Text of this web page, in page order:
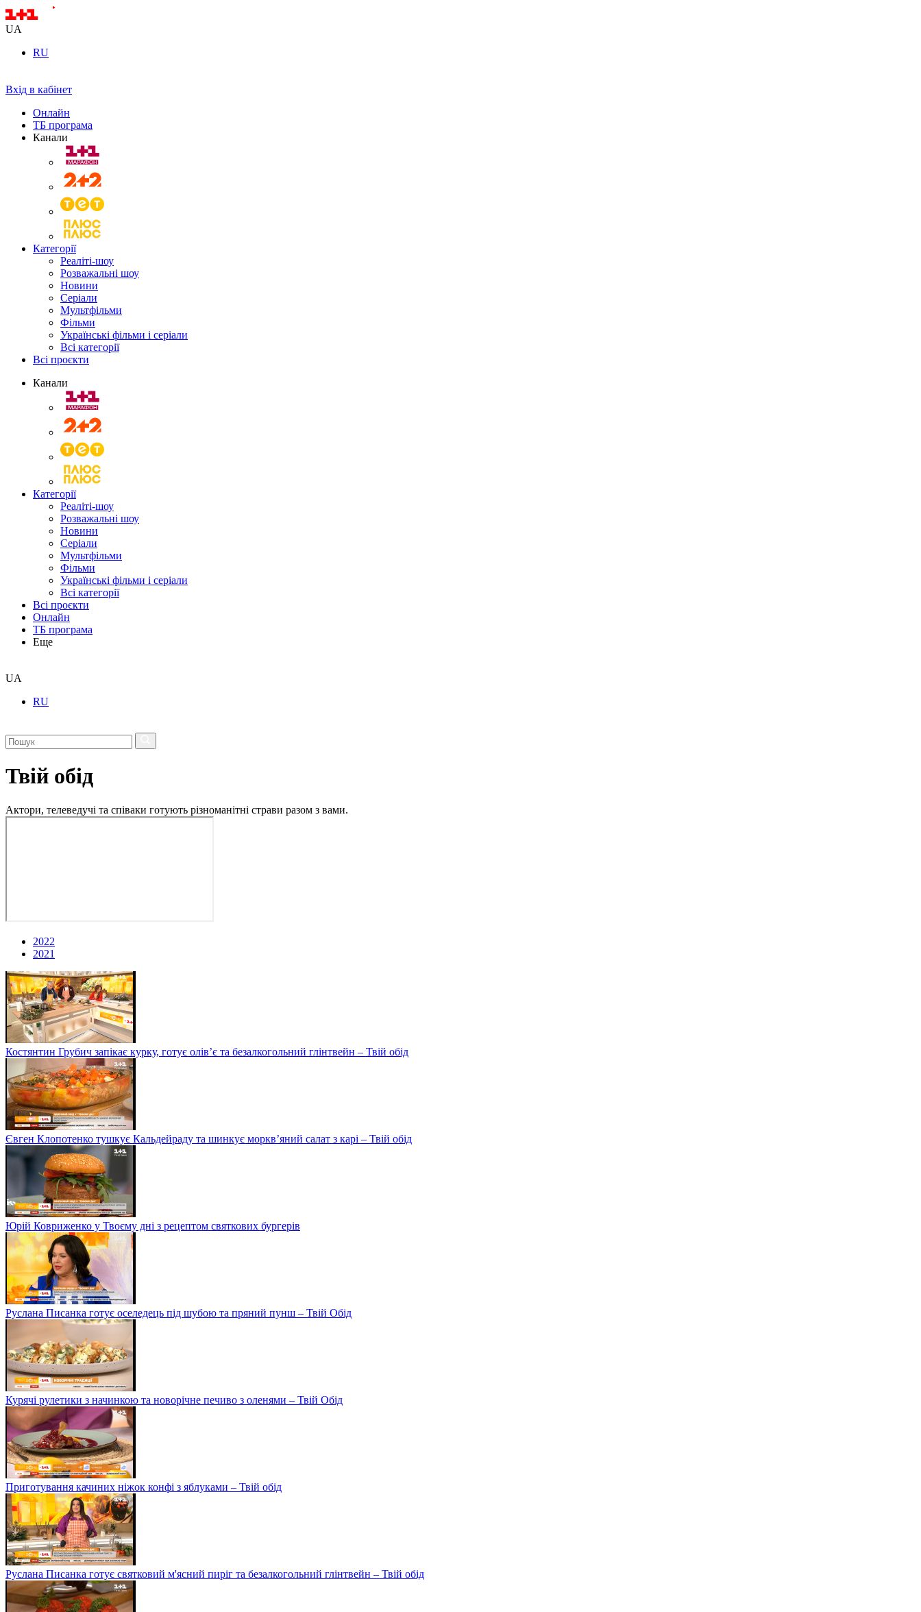
UA
RU
Вхід в кабінет
Онлайн
ТБ програма
Канали
Категорії
Реаліті-шоу
Розважальні шоу
Новини
Серіали
Мультфільми
Фільми
Українські фільми і серіали
Всі категорії
Всі проєкти
Канали
Категорії
Реаліті-шоу
Розважальні шоу
Новини
Серіали
Мультфільми
Фільми
Українські фільми і серіали
Всі категорії
Всі проєкти
Онлайн
ТБ програма
Еще
UA
RU
Твій обід
Актори, телеведучі та співаки готують різноманітні страви разом з вами.
2022
2021
Костянтин Грубич запікає курку, готує олів’є та безалкогольний глінтвейн – Твій обід
Євген Клопотенко тушкує Кальдейраду та шинкує моркв’яний салат з карі – Твій обід
Юрій Ковриженко у Твоєму дні з рецептом святкових бургерів
Руслана Писанка готує оселедець під шубою та пряний пунш – Твій Обід
Курячі рулетики з начинкою та новорічне печиво з оленями – Твій Обід
Приготування качиних ніжок конфі з яблуками – Твій обід
Руслана Писанка готує святковий м'ясний пиріг та безалкогольний глінтвейн – Твій обід